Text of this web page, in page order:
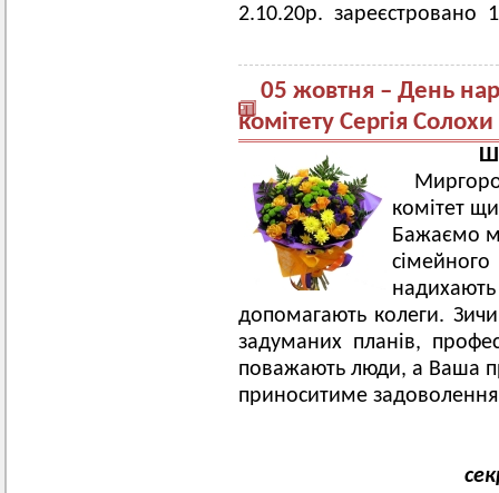
2.10.20р. зареєстровано
05 жовтня – День
комітету Сергія Солохи
комітет
Бажаємо
допомагають колеги.
задуманих планів,
поважають люди, а Ваша
приноситиме